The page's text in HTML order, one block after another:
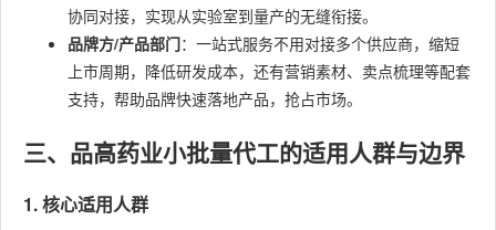
协同对接，实现从实验室到量产的无缝衔接。
品牌方/产品部门：一站式服务不用对接多个供应商，缩短
上市周期，降低研发成本，还有营销素材、卖点梳理等配套
支持，帮助品牌快速落地产品，抢占市场。
三、品高药业小批量代工的适用人群与边界
1. 核心适用人群